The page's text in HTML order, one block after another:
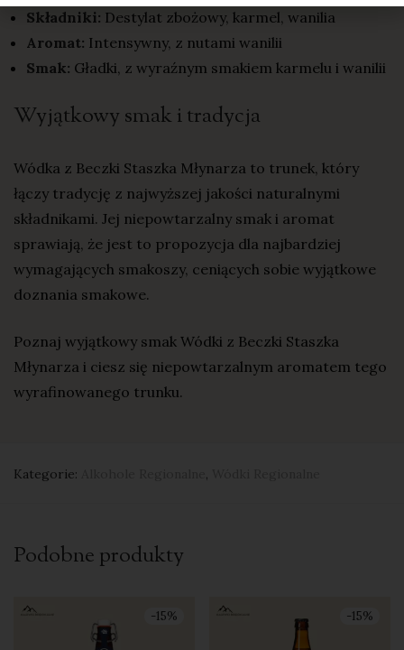
Składniki: Destylat zbożowy, karmel, wanilia
Aromat: Intensywny, z nutami wanilii
Smak: Gładki, z wyraźnym smakiem karmelu i wanilii
Wyjątkowy smak i tradycja
Wódka z Beczki Staszka Młynarza to trunek, który
łączy tradycję z najwyższej jakości naturalnymi
składnikami. Jej niepowtarzalny smak i aromat
sprawiają, że jest to propozycja dla najbardziej
wymagających smakoszy, ceniących sobie wyjątkowe
doznania smakowe.
Poznaj wyjątkowy smak Wódki z Beczki Staszka
Młynarza i ciesz się niepowtarzalnym aromatem tego
wyrafinowanego trunku.
Kategorie: ,
Podobne produkty
-15% -15%